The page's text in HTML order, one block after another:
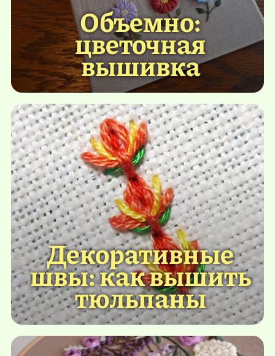
Объемно:
цветочная
вышивка
Декоративные
швы: как вышить
тюльпаны